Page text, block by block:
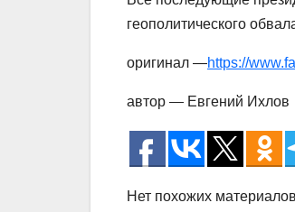
геополитического
оригинал —https://
автор — Евгений Ихлов
Нет похожих материалов